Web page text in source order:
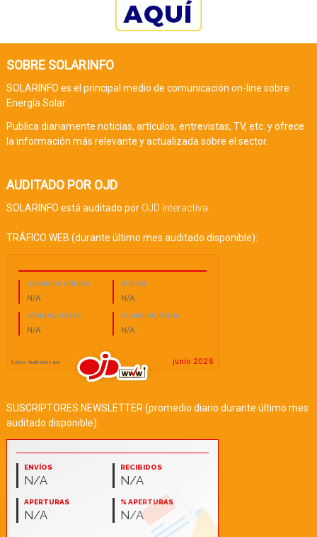
SOBRE SOLARINFO
SOLARINFO es el principal medio de comunicación on-line sobre
Energía Solar.
Publica diariamente noticias, artículos, entrevistas, TV, etc. y ofrece
la información más relevante y actualizada sobre el sector.
AUDITADO POR OJD
SOLARINFO está auditado por OJD Interactiva.
TRÁFICO WEB (durante último mes auditado disponible):
SUSCRIPTORES NEWSLETTER (promedio diario durante último mes
auditado disponible):